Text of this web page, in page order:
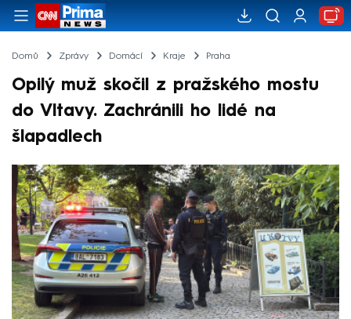
Domů Zprávy Domácí Kraje Praha
Opilý muž skočil z pražského mostu
do Vltavy. Zachránili ho lidé na
šlapadlech